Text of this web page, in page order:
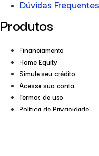
Dúvidas Frequentes
Produtos
Financiamento
Home Equity
Simule seu crédito
Acesse sua conta
Termos de uso
Política de Privacidade